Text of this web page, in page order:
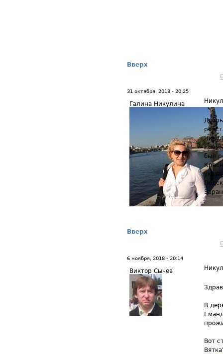
Вверх
31 октября, 2018 - 20:25
Галина Никулина
был
Вверх
6 ноября, 2018 - 20:14
Виктор Сычев
В
Вот